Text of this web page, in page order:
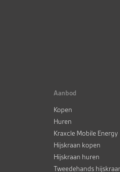
Aanbod
Kopen
Huren
Kraxcle Mobile Energy
Hijskraan kopen
Hijskraan huren
Tweedehands